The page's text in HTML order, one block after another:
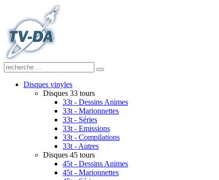
Disques vinyles
Disques 33 tours
33t - Dessins Animes
33t - Marionnettes
33t - Séries
33t - Emissions
33t - Compilations
33t - Autres
Disques 45 tours
45t - Dessins Animes
45t - Marionnettes